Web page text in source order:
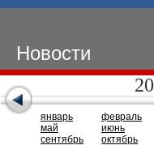
Новости
январь
май
сентябрь
февраль
июнь
октябрь